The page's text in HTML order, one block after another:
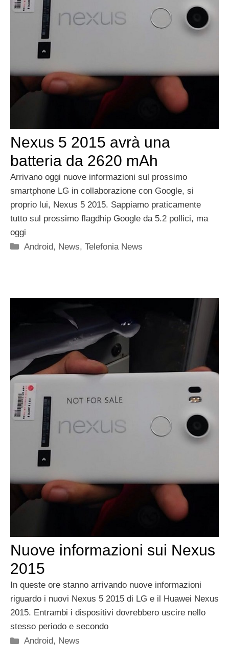
Nexus 5 2015 avrà una
batteria da 2620 mAh
Arrivano oggi nuove informazioni sul prossimo
smartphone LG in collaborazione con Google, si
proprio lui, Nexus 5 2015. Sappiamo praticamente
tutto sul prossimo flagdhip Google da 5.2 pollici, ma
oggi
Categorie
Android, News,Telefonia News
Nuove informazioni sui Nexus
2015
In queste ore stanno arrivando nuove informazioni
riguardo i nuovi Nexus 5 2015 di LG e il Huawei Nexus
2015. Entrambi i dispositivi dovrebbero uscire nello
stesso periodo e secondo
Categorie
Android, News